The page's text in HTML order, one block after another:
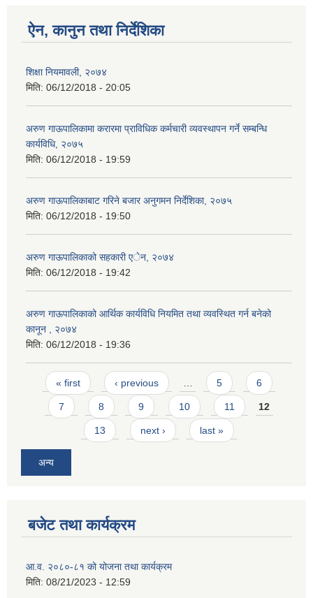
ऐन, कानुन तथा निर्देशिका
शिक्षा नियमावली, २०७४
मिति: 06/12/2018 - 20:05
अरुण गाऊपालिकामा करारमा प्राविधिक कर्मचारी व्यवस्थापन गर्ने सम्बन्धि
कार्यविधि, २०७५
मिति: 06/12/2018 - 19:59
अरुण गाऊपालिकाबाट गरिने बजार अनुगमन निर्देशिका, २०७५
मिति: 06/12/2018 - 19:50
अरुण गाऊपालिकाको सहकारी एेन, २०७४
मिति: 06/12/2018 - 19:42
अरुण गाऊपालिकाको आर्थिक कार्यविधि नियमित तथा व्यवस्थित गर्न बनेको
कानून , २०७४
मिति: 06/12/2018 - 19:36
Pages
« first ‹ previous 5 6
7 8 9 10 11 12
13 next › last »
अन्य
बजेट तथा कार्यक्रम
आ.व. २०८०-८१ को योजना तथा कार्यक्रम
मिति: 08/21/2023 - 12:59